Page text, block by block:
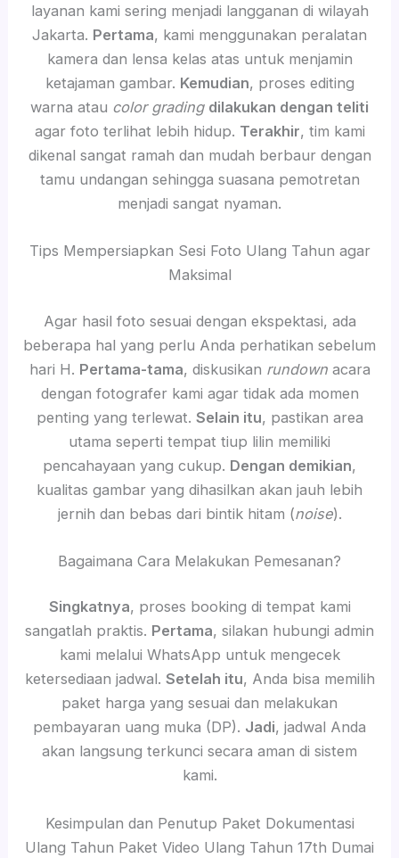
layanan kami sering menjadi langganan di wilayah
Jakarta. Pertama, kami menggunakan peralatan
kamera dan lensa kelas atas untuk menjamin
ketajaman gambar. Kemudian, proses editing
warna atau color grading dilakukan dengan teliti
agar foto terlihat lebih hidup. Terakhir, tim kami
dikenal sangat ramah dan mudah berbaur dengan
tamu undangan sehingga suasana pemotretan
menjadi sangat nyaman.
Tips Mempersiapkan Sesi Foto Ulang Tahun agar
Maksimal
Agar hasil foto sesuai dengan ekspektasi, ada
beberapa hal yang perlu Anda perhatikan sebelum
hari H. Pertama-tama, diskusikan rundownacara
dengan fotografer kami agar tidak ada momen
penting yang terlewat. Selain itu, pastikan area
utama seperti tempat tiup lilin memiliki
pencahayaan yang cukup. Dengan demikian,
kualitas gambar yang dihasilkan akan jauh lebih
jernih dan bebas dari bintik hitam (noise).
Bagaimana Cara Melakukan Pemesanan?
Singkatnya, proses booking di tempat kami
sangatlah praktis. Pertama, silakan hubungi admin
kami melalui WhatsApp untuk mengecek
ketersediaan jadwal. Setelah itu, Anda bisa memilih
paket harga yang sesuai dan melakukan
pembayaran uang muka (DP). Jadi, jadwal Anda
akan langsung terkunci secara aman di sistem
kami.
Kesimpulan dan Penutup Paket Dokumentasi
Ulang Tahun Paket Video Ulang Tahun 17th Dumai